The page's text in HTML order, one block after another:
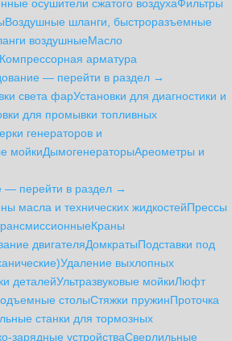
осушители сжатого воздухаФильтры
Воздушные шланги, быстроразъемные
воздушныеМасло
Компрессорная арматура
— перейти в раздел →
света фарУстановки для диагностики и
для промывки топливных
генераторов и
мойкиДымогенераторыАреометры и
— перейти в раздел →
масла и технических жидкостейПрессы
Краны
двигателяДомкратыПодставки под
Удаление выхлопных
деталейУльтразвуковые мойкиЛюфт
столыСтяжки пружинПроточка
станки для тормозных
зарядные устройстваСверлильные